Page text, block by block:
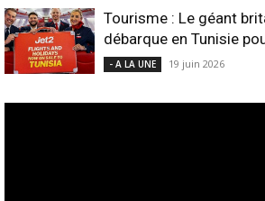
Tourisme : Le géant
débarque en Tunisie
- A LA UNE 19 juin 2026